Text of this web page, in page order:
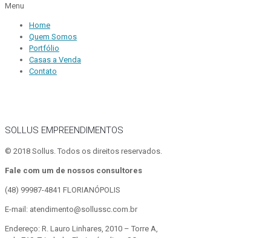
Menu
Home
Quem Somos
Portfólio
Casas a Venda
Contato
SOLLUS EMPREENDIMENTOS
© 2018 Sollus. Todos os direitos reservados.
Fale com um de nossos consultores
(48) 99987-4841 FLORIANÓPOLIS
E-mail: atendimento@sollussc.com.br
Endereço: R. Lauro Linhares, 2010 – Torre A,